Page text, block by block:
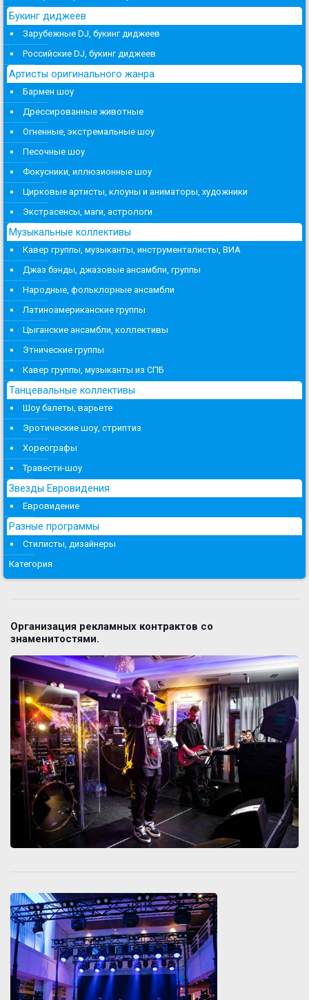
Букинг диджеев
Зарубежные DJ, букинг диджеев
Российские DJ, букинг диджеев
Артисты оригинального жанра
Бармен шоу
Дрессированные животные
Огненные, экстремальные шоу
Песочные шоу
Фокусники, иллюзионные шоу
Цирковые артисты, клоуны и аниматоры, художники
Экстрасенсы, маги, астрологи
Музыкальные коллективы
Кавер группы, музыканты, инструменталисты, ВИА
Джаз бэнды, джазовые ансамбли, группы
Народные, фольклорные ансамбли
Латиноамериканские группы
Цыганские ансамбли, коллективы
Этнические группы
Кавер группы, музыканты из СПБ
Танцевальные коллективы
Шоу балеты, варьете
Эротические шоу, стриптиз
Хореографы
Травести-шоу
Звезды Евровидения
Евровидение
Разные программы
Стилисты, дизайнеры
Категория
Организация рекламных контрактов со
знаменитостями.